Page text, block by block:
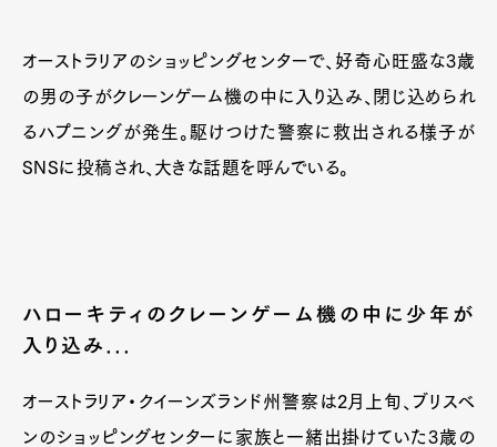
オーストラリアのショッピングセンターで、好奇心旺盛な3歳
の男の子がクレーンゲーム機の中に入り込み、閉じ込められ
るハプニングが発生。駆けつけた警察に救出される様子が
SNSに投稿され、大きな話題を呼んでいる。
ハローキティのクレーンゲーム機の中に少年が
入り込み...
オーストラリア・クイーンズランド州警察は2月上旬、ブリスベ
ンのショッピングセンターに家族と一緒出掛けていた3歳の